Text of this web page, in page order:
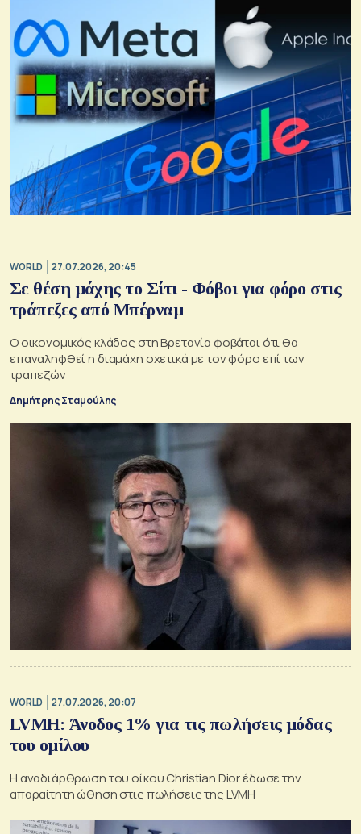
WORLD 27.07.2026, 20:45
Σε θέση μάχης το Σίτι - Φόβοι για φόρο στις
τράπεζες από Μπέρναμ
Ο οικονομικός κλάδος στη Βρετανία φοβάται ότι θα
επαναληφθεί η διαμάχη σχετικά με τον φόρο επί των
τραπεζών
Δημήτρης Σταμούλης
WORLD 27.07.2026, 20:07
LVMH: Άνοδος 1% για τις πωλήσεις μόδας
του ομίλου
Η αναδιάρθρωση του οίκου Christian Dior έδωσε την
απαραίτητη ώθηση στις πωλήσεις της LVMH